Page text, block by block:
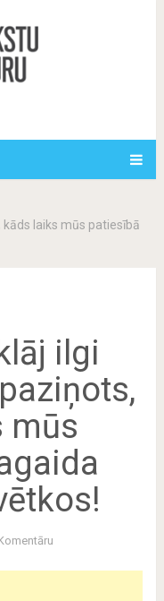
kāds laiks mūs patiesībā
ilgi
mūs